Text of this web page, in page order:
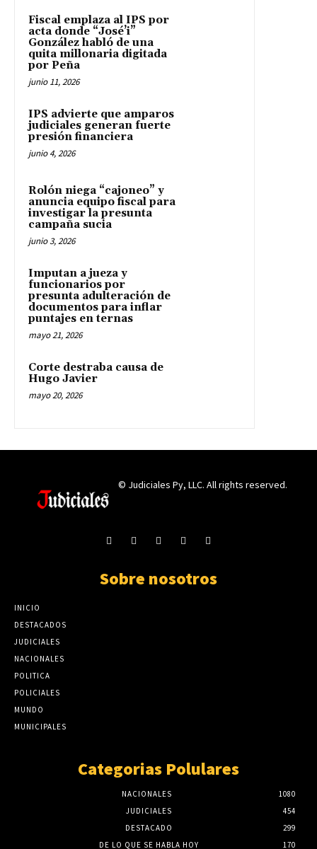
Fiscal emplaza al IPS por
acta donde “José’i”
González habló de una
quita millonaria digitada
por Peña
junio 11, 2026
IPS advierte que amparos
judiciales generan fuerte
presión financiera
junio 4, 2026
Rolón niega “cajoneo” y
anuncia equipo fiscal para
investigar la presunta
campaña sucia
junio 3, 2026
Imputan a jueza y
funcionarios por
presunta adulteración de
documentos para inflar
puntajes en ternas
mayo 21, 2026
Corte destraba causa de
Hugo Javier
mayo 20, 2026
© Judiciales Py, LLC. All rights reserved.
Sobre nosotros
INICIO
DESTACADOS
JUDICIALES
NACIONALES
POLITICA
POLICIALES
MUNDO
MUNICIPALES
Categorias Polulares
NACIONALES
1080
JUDICIALES
454
DESTACADO
299
DE LO QUE SE HABLA HOY
170